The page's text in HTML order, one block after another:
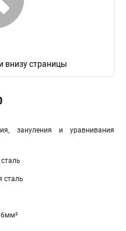
внизу страницы
зануления и уравнивания
сталь
6мм²